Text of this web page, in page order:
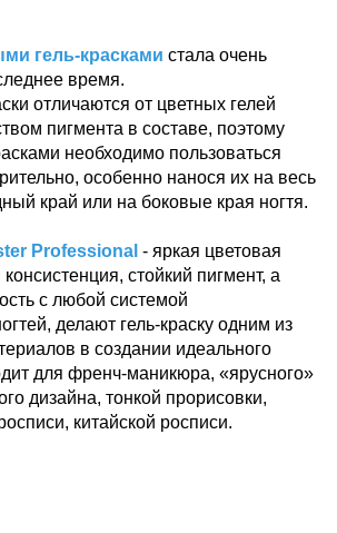
гель-красками стала очень
время.
отличаются от цветных гелей
пигмента в составе, поэтому
необходимо пользоваться
особенно нанося их на весь
край или на боковые края ногтя.
Professional - яркая цветовая
стойкий пигмент, а
с любой системой
делают гель-краску одним из
в создании идеального
для френч-маникюра, «ярусного»
дизайна, тонкой прорисовки,
китайской росписи.